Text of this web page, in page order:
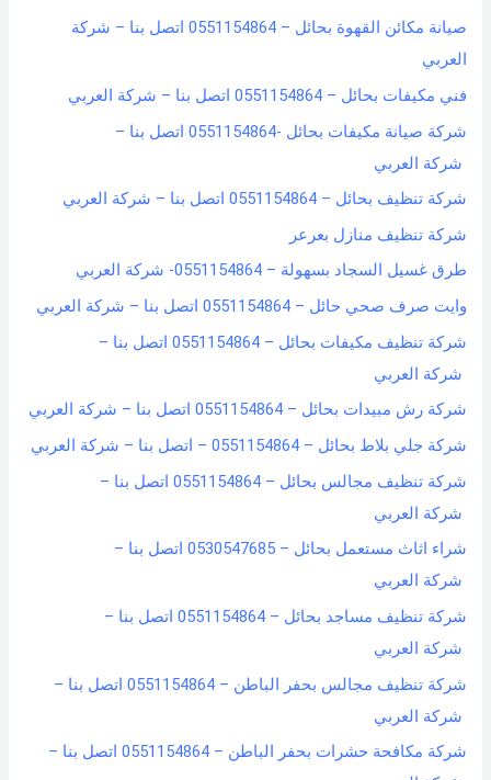
f
o
r
:
صيانة مكائن القهوة بحائل – 0551154864 اتصل بنا – شركة
العربي
فني مكيفات بحائل – 0551154864 اتصل بنا – شركة العربي
شركة صيانة مكيفات بحائل -0551154864 اتصل بنا –
شركة العربي
شركة تنظيف بحائل – 0551154864 اتصل بنا – شركة العربي
شركة تنظيف منازل بعرعر
طرق غسيل السجاد بسهولة – 0551154864- شركة العربي
وايت صرف صحي حائل – 0551154864 اتصل بنا – شركة العربي
شركة تنظيف مكيفات بحائل – 0551154864 اتصل بنا –
شركة العربي
شركة رش مبيدات بحائل – 0551154864 اتصل بنا – شركة العربي
شركة جلي بلاط بحائل – 0551154864 – اتصل بنا – شركة العربي
شركة تنظيف مجالس بحائل – 0551154864 اتصل بنا –
شركة العربي
شراء اثاث مستعمل بحائل – 0530547685 اتصل بنا –
شركة العربي
شركة تنظيف مساجد بحائل – 0551154864 اتصل بنا –
شركة العربي
شركة تنظيف مجالس بحفر الباطن – 0551154864 اتصل بنا –
شركة العربي
شركة مكافحة حشرات بحفر الباطن – 0551154864 اتصل بنا –